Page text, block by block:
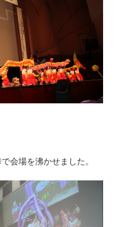
会場を沸かせました。